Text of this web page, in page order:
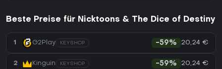
Beste Preise für Nicktoons & The Dice of Destiny
1 G2Play KEYSHOP -59% 20,24 €
2 Kinguin KEYSHOP -59% 20,24 €